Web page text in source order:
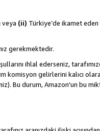
veya (ii) Türkiye’de ikamet
gerekmektedir.
ihlal ederseniz,
gelirlerini kalıcı
Bu durum, Amazon'un bu